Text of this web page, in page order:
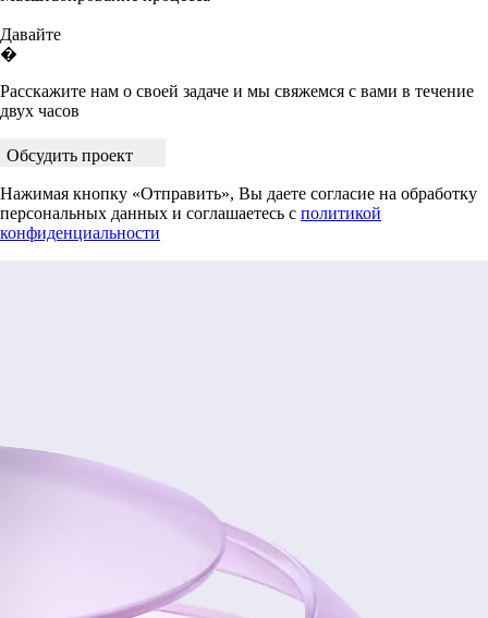
Давайте
�
Расскажите нам о своей задаче и мы свяжемся с вами в течение
двух часов
Обсудить проект
Нажимая кнопку «Отправить», Вы даете согласие на обработку
персональных данных и соглашаетесь с политикой
конфиденциальности